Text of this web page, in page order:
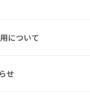
について
せ